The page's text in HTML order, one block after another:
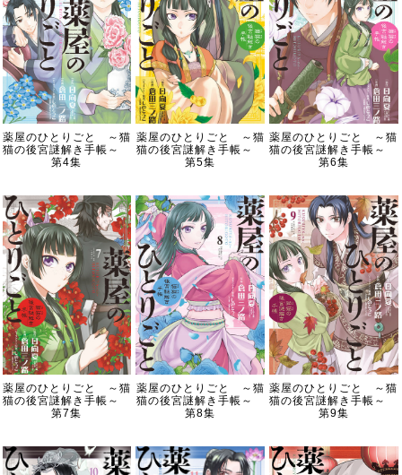
薬屋のひとりごと ～猫
猫の後宮謎解き手帳～
第4集
薬屋のひとりごと ～猫
猫の後宮謎解き手帳～
第5集
薬屋のひとりごと ～猫
猫の後宮謎解き手帳～
第6集
薬屋のひとりごと ～猫
猫の後宮謎解き手帳～
第7集
薬屋のひとりごと ～猫
猫の後宮謎解き手帳～
第8集
薬屋のひとりごと ～猫
猫の後宮謎解き手帳～
第9集